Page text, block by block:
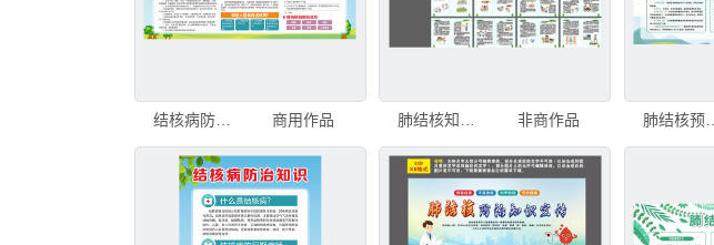
结核病防治知识 商用作品 非商作品 肺结核预防知识宣传页